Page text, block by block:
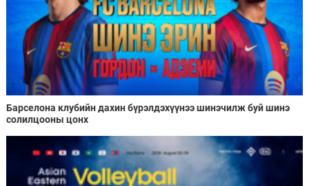
Барселона клубийн дахин бүрэлдэхүүнээ шинэчилж буй шинэ
солилцооны цонх